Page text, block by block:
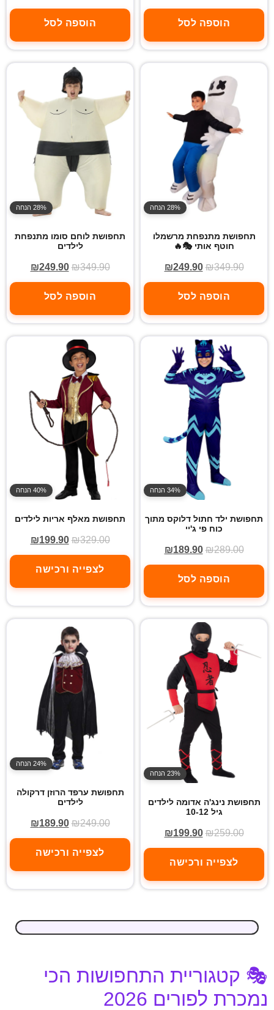
הוספה לסל הוספה לסל
28% הנחה
תחפושת מתנפחת מרשמלו
חוטף אותי 🎭🔥
₪349.90
₪249.90
הוספה לסל
28% הנחה
תחפושת לוחם סומו מתנפחת
לילדים
₪349.90
₪249.90
הוספה לסל
34% הנחה
תחפושת ילד חתול דלוקס מתוך
כוח פי ג'יי
₪289.00
₪189.90
הוספה לסל
40% הנחה
תחפושת מאלף אריות לילדים
₪329.00
₪199.90
לצפייה ורכישה
23% הנחה
תחפושת נינג'ה אדומה לילדים
גיל 10-12
₪259.00
₪199.90
לצפייה ורכישה
24% הנחה
תחפושת ערפד הרוזן דרקולה
לילדים
₪249.00
₪189.90
לצפייה ורכישה
🎭 קטגוריית התחפושות הכי
נמכרת לפורים 2026